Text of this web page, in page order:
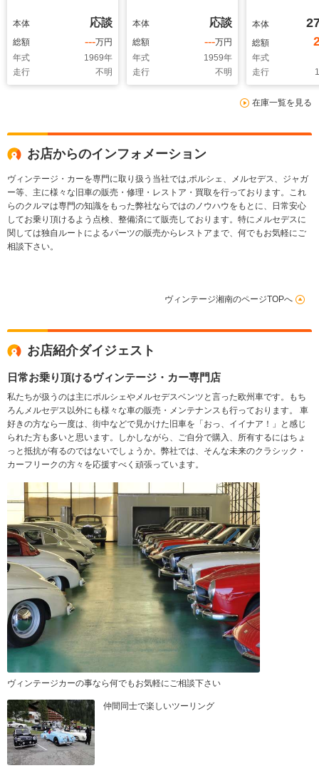
本体 応談
総額 ---万円
年式
1969年
走行
不明
本体 応談
総額 ---万円
年式
1959年
走行
不明
本体
総額
年式
走行
在庫一覧を見る
お店からのインフォメーション
ヴィンテージ・カーを専門に取り扱う当社では,ポルシェ、メルセデス、ジャガ
ー等、主に様々な旧車の販売・修理・レストア・買取を行っております。これ
らのクルマは専門の知識をもった弊社ならではのノウハウをもとに、日常安心
してお乗り頂けるよう点検、整備済にて販売しております。特にメルセデスに
関しては独自ルートによるパーツの販売からレストアまで、何でもお気軽にご
相談下さい。
ヴィンテージ湘南のページTOPへ
お店紹介ダイジェスト
日常お乗り頂けるヴィンテージ・カー専門店
私たちが扱うのは主にポルシェやメルセデスベンツと言った欧州車です。もち
ろんメルセデス以外にも様々な車の販売・メンテナンスも行っております。 車
好きの方なら一度は、街中などで見かけた旧車を「おっ、イイナア！」と感じ
られた方も多いと思います。しかしながら、ご自分で購入、所有するにはちょ
っと抵抗が有るのではないでしょうか。弊社では、そんな未来のクラシック・
カーフリークの方々を応援すべく頑張っています。
ヴィンテージカーの事なら何でもお気軽にご相談下さい
仲間同士で楽しいツーリング